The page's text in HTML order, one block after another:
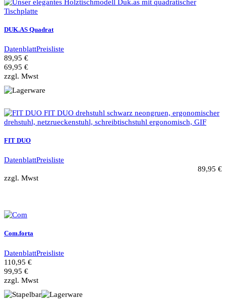
DUK.AS Quadrat
DatenblattPreisliste
89,95 €
69,95 €
zzgl. Mwst
FIT DUO
DatenblattPreisliste
89,95 €
zzgl. Mwst
Com.forta
DatenblattPreisliste
110,95 €
99,95 €
zzgl. Mwst